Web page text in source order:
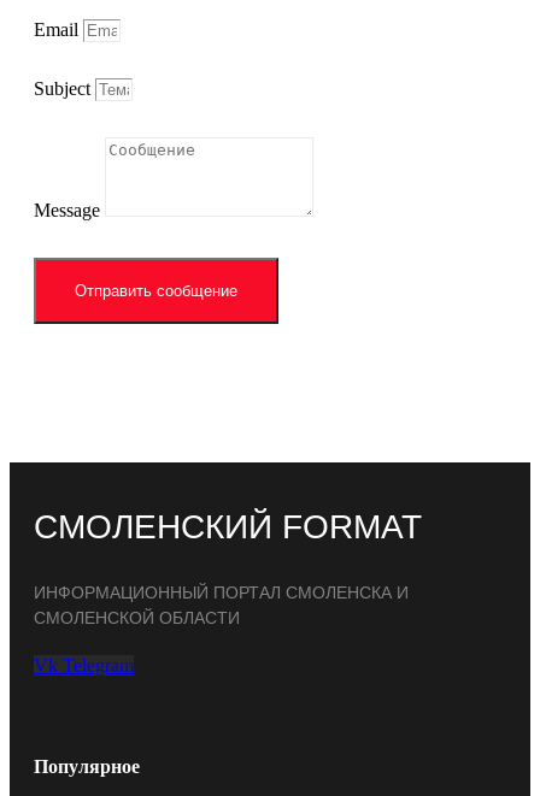
Email
Subject
Message
Отправить сообщение
СМОЛЕНСКИЙ FORMAT
ИНФОРМАЦИОННЫЙ ПОРТАЛ СМОЛЕНСКА И
СМОЛЕНСКОЙ ОБЛАСТИ
Vk Telegram
Популярное